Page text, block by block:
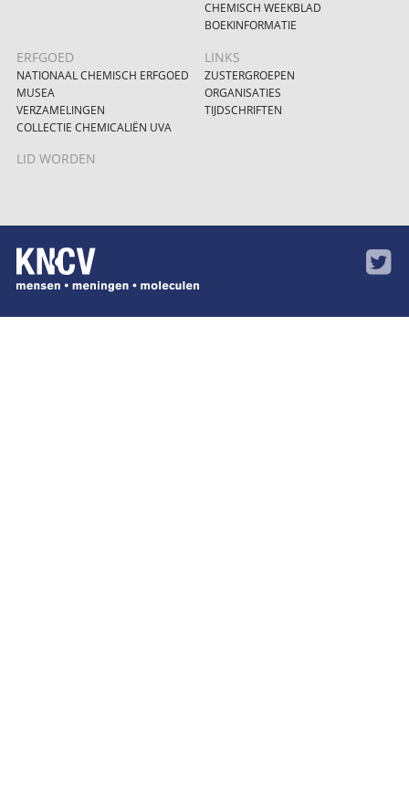
CHEMISCH WEEKBLAD
BOEKINFORMATIE
ERFGOED
NATIONAAL CHEMISCH ERFGOED
MUSEA
VERZAMELINGEN
COLLECTIE CHEMICALIËN UVA
LINKS
ZUSTERGROEPEN
ORGANISATIES
TIJDSCHRIFTEN
LID WORDEN